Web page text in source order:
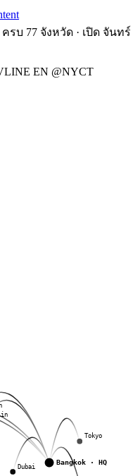
รบ 77 จังหวัด · เปิด จันทร์
LINE EN @NYCT
Tokyo
Dubai
Bangkok · HQ